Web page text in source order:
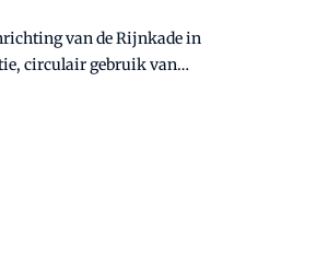
van de Rijnkade in
circulair gebruik van